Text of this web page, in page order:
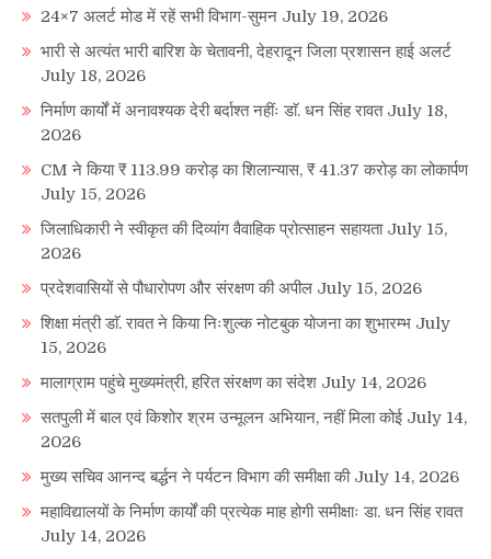
24×7 अलर्ट मोड में रहें सभी विभाग-सुमन July 19, 2026
भारी से अत्यंत भारी बारिश के चेतावनी, देहरादून जिला प्रशासन हाई अलर्ट
July 18, 2026
निर्माण कार्यों में अनावश्यक देरी बर्दाश्त नहींः डाॅ. धन सिंह रावत July 18,
2026
CM ने किया ₹ 113.99 करोड़ का शिलान्यास, ₹ 41.37 करोड़ का लोकार्पण
July 15, 2026
जिलाधिकारी ने स्वीकृत की दिव्यांग वैवाहिक प्रोत्साहन सहायता July 15,
2026
प्रदेशवासियों से पौधारोपण और संरक्षण की अपील July 15, 2026
शिक्षा मंत्री डाॅ. रावत ने किया निःशुल्क नोटबुक योजना का शुभारम्भ July
15, 2026
मालाग्राम पहुंचे मुख्यमंत्री, हरित संरक्षण का संदेश July 14, 2026
सतपुली में बाल एवं किशोर श्रम उन्मूलन अभियान, नहीं मिला कोई July 14,
2026
मुख्य सचिव आनन्द बर्द्धन ने पर्यटन विभाग की समीक्षा की July 14, 2026
महाविद्यालयों के निर्माण कार्यों की प्रत्येक माह होगी समीक्षाः डा. धन सिंह रावत
July 14, 2026